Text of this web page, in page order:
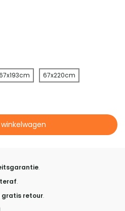
67x220cm
.
.
gratis retour.